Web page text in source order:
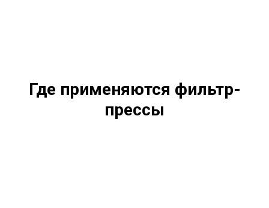
Где применяются фильтр-
прессы